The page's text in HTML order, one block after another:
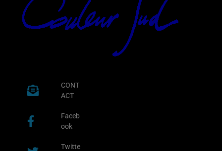
CONT
ACT
Faceb
ook
Twitte